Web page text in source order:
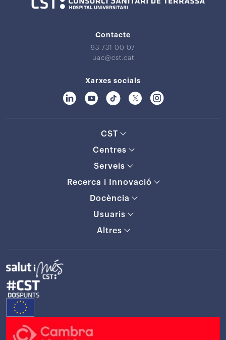
Contacte
93 731 00 07
uac@cst.cat
Xarxes socials
CST
Centres
Serveis
Recerca i Innovació
Docència
Usuaris
Altres